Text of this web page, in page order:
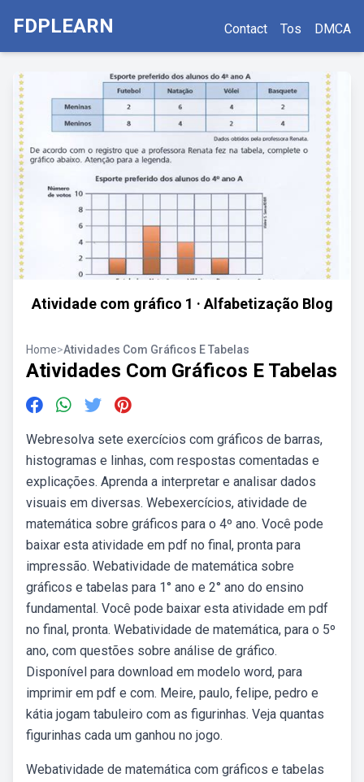
FDPLEARN Contact Tos DMCA
Atividade com gráfico 1 · Alfabetização Blog
Home>Atividades Com Gráficos E Tabelas
Atividades Com Gráficos E Tabelas
Webresolva sete exercícios com gráficos de barras,
histogramas e linhas, com respostas comentadas e
explicações. Aprenda a interpretar e analisar dados
visuais em diversas. Webexercícios, atividade de
matemática sobre gráficos para o 4º ano. Você pode
baixar esta atividade em pdf no final, pronta para
impressão. Webatividade de matemática sobre
gráficos e tabelas para 1° ano e 2° ano do ensino
fundamental. Você pode baixar esta atividade em pdf
no final, pronta. Webatividade de matemática, para o 5º
ano, com questões sobre análise de gráfico.
Disponível para download em modelo word, para
imprimir em pdf e com. Meire, paulo, felipe, pedro e
kátia jogam tabuleiro com as figurinhas. Veja quantas
figurinhas cada um ganhou no jogo.
Webatividade de matemática com gráficos e tabelas